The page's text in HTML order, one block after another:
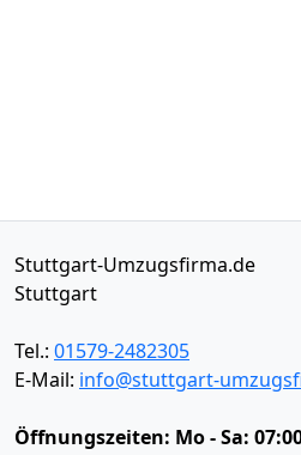
Stuttgart-Umzugsfirma.de
Stuttgart
Tel.: 01579-2482305
E-Mail: info@stuttgart-
Öffnungszeiten: Mo - Sa: